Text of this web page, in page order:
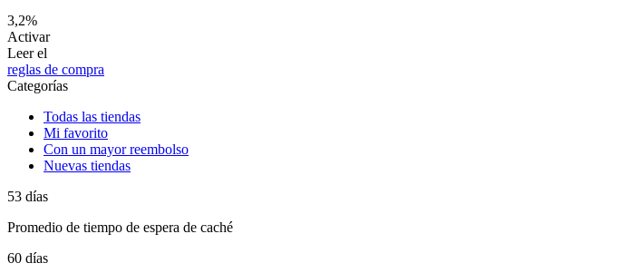
3,2%
Activar
Leer el
reglas de compra
Categorías
Todas las tiendas
Mi favorito
Con un mayor reembolso
Nuevas tiendas
53 días
Promedio de tiempo de espera de caché
60 días